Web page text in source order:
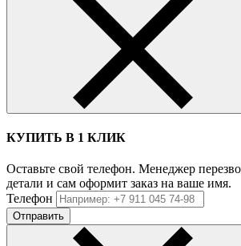
КУПИТЬ В 1 КЛИК
Оставьте свой телефон. Менеджер
детали и сам оформит заказ на ваше имя.
Телефон
Отправить